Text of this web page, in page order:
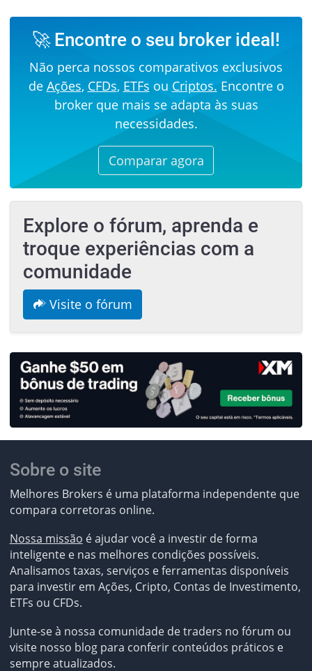
🚀 Encontre o seu broker ideal!
Não perca nossos comparativos exclusivos
de Ações, CFDs, ETFs ou Criptos. Encontre o
broker que mais se adapta às suas
necessidades.
Comparar agora
Explore o fórum, aprenda e
troque experiências com a
comunidade
Visite o fórum
Sobre o site
Melhores Brokers é uma plataforma independente que
compara corretoras online.
Nossa missão é ajudar você a investir de forma
inteligente e nas melhores condições possíveis.
Analisamos taxas, serviços e ferramentas disponíveis
para investir em Ações, Cripto, Contas de Investimento,
ETFs ou CFDs.
Junte-se à nossa comunidade de traders no fórum ou
visite nosso blog para conferir conteúdos práticos e
sempre atualizados.